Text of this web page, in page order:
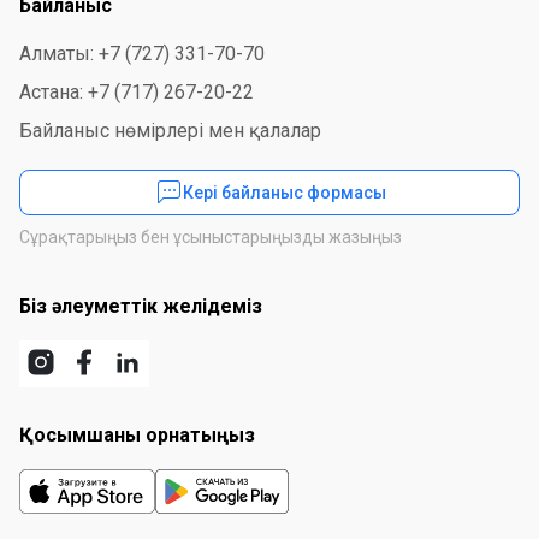
қарапайымдылығы жұмысты жағымды және
ыңғайлы етеді.
Байланыс
Алматы: +7 (727) 331-70-70
Астана: +7 (717) 267-20-22
Байланыс нөмірлері мен қалалар
Кері байланыс формасы
Сұрақтарыңыз бен ұсыныстарыңызды жазыңыз
Біз әлеуметтік желідеміз
Қосымшаны орнатыңыз